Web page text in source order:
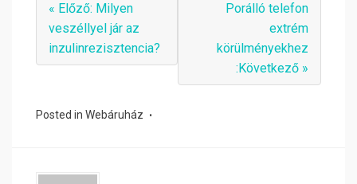
« Előző: Milyen
veszéllyel jár az
inzulinrezisztencia?
Porálló telefon
extrém
körülményekhez
:Következő »
Posted in Webáruház